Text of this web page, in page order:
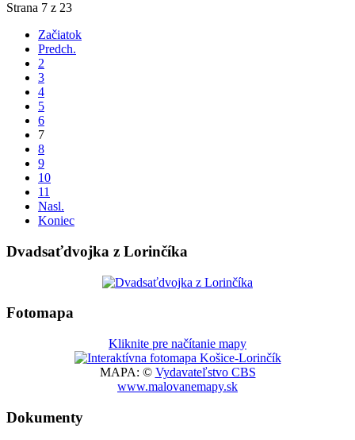
Strana 7 z 23
Začiatok
Predch.
2
3
4
5
6
7
8
9
10
11
Nasl.
Koniec
Dvadsaťdvojka z Lorinčíka
Fotomapa
Kliknite pre načítanie mapy
MAPA: © Vydavateľstvo CBS
www.malovanemapy.sk
Dokumenty